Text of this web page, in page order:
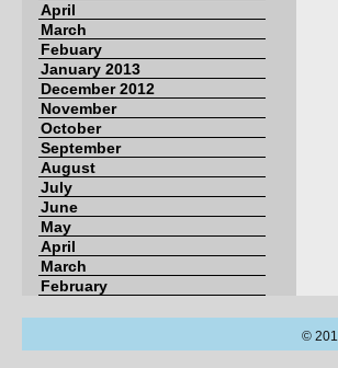
April
March
Febuary
January 2013
December 2012
November
October
September
August
July
June
May
April
March
February
©